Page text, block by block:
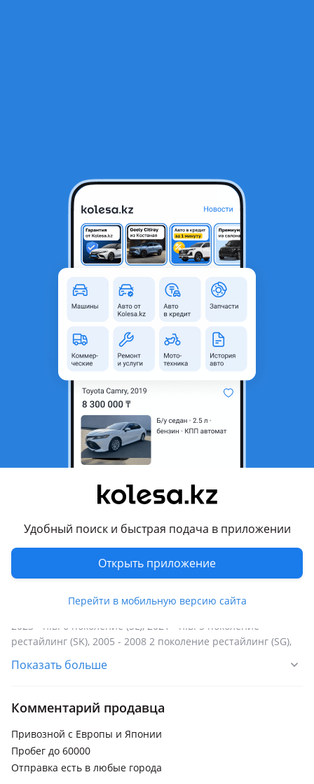
Удобный поиск и быстрая подача в приложении
Открыть приложение
Перейти в мобильную версию сайта
ДРОССЕЛЬНАЯ ЗАСЛОНКА НА СУБАРУ ЛЕГАСИ (ФОРЕСТЕР/
ИМРЕЗА/ГЕНЕРАТОР/СТАРТЕР/Г)
18 000 ₸
Объявление находится в архиве и может быть
неактуальным.
Алматы, Алматинская
Оригинальность
Оригинал
Возможна рассрочка или
Да
Подходит на авто
2002 - 2006 1 поколение
Subaru Forester
2023 - н.в. 6 поколение (SL), 2021 - н.в. 5 поколение
рестайлинг (SK), 2005 - 2008 2 поколение рестайлинг (SG),
2002 - 2005 2 поколение (SG), 2000 - 2002 1 поколение
рестайлинг (SF), 1997 - 2000 1 поколение (SF)
2016 - н.в. 5 поколение (GT), 2002 - 2005 2 поколение
рестайлинг (GG), 2000 - 2002 2 поколение (GG), 1992 - 2000 1
поколение (GFC/GC/GF)
Subaru Legacy
Показать больше
Комментарий продавца
Привозной с Европы и Японии
Пробег до 60000
Отправка есть в любые города